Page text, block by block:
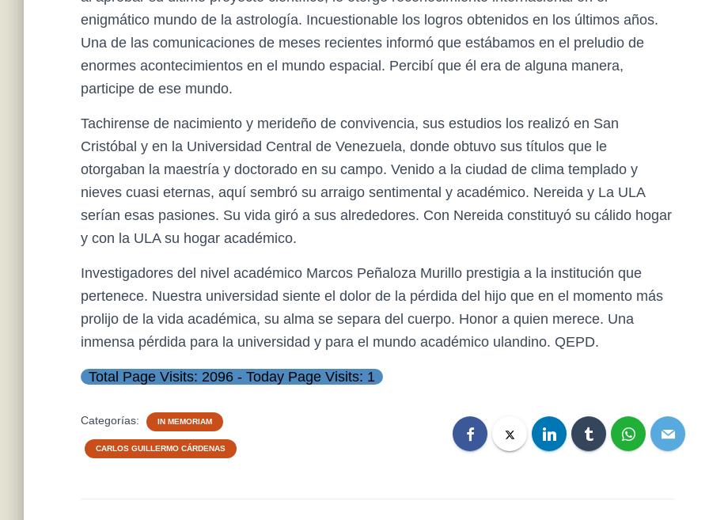
enigmático mundo de la astrología. Incuestionable los logros obtenidos en los últimos años.
Una de las comunicaciones de meses recientes informó que estábamos en el preludio de
enormes acontecimientos en el mundo espacial. Percibí que él era de alguna manera,
participe de ese mundo.
Tachirense de nacimiento y merideño de convivencia, sus estudios los realizó en San
Cristóbal y en la Universidad Central de Venezuela, donde obtuvo sus títulos que le
otorgaban la maestría y doctorado en su campo. Venido a la ciudad de clima templado y
nieves cuasi eternas, aquí sembró su arraigo sentimental y académico. Nereida y La ULA
serían esas pasiones. Su vida giró a sus alrededores. Con Nereida constituyó su cálido hogar
y con la ULA su hogar académico.
Investigadores del nivel académico Marcos Peñaloza Murillo prestigia a la institución que
pertenece. Nuestra universidad siente el dolor de la pérdida del hijo que en el momento más
prolijo de la vida académica, su alma se separa del cuerpo. Honor a quien merece. Una
inmensa pérdida para la universidad y para el mundo académico ulandino. QEPD.
Total Page Visits: 2096 - Today Page Visits: 1
Categorías: IN MEMORIAM
CARLOS GUILLERMO CÁRDENAS